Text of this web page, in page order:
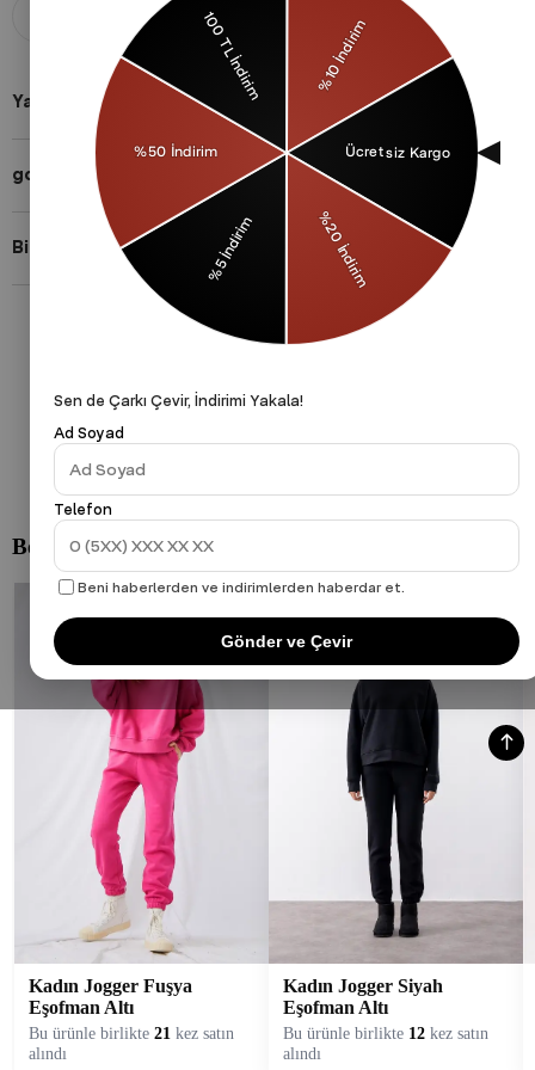
Aldığınız ürünü 14 gün içerisinde
iade edebilirsiniz.
Taksit imkanları ile herkese uygun
ödeme yöntemleri.
Yardıma mı ihtiyacın var?
gothamVibes Hakkında
Bizi Takip Et!
Sen de Çarkı Çevir, İndirimi Yakala!
Ad Soyad
Telefon
Beni haberlerden ve indirimlerden haberdar et.
Gönder ve Çevir